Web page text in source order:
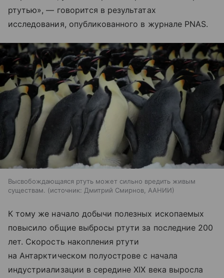
ртутью», — говорится в результатах
исследования, опубликованного в журнале PNAS.
Высвобождающаяся ртуть может сильно вредить живым
существам.
источник: Дмитрий Смирнов, ААНИИ
К тому же начало добычи полезных ископаемых
повысило общие выбросы ртути за последние 200
лет. Скорость накопления ртути
на Антарктическом полуострове с начала
индустриализации в середине XIX века выросла